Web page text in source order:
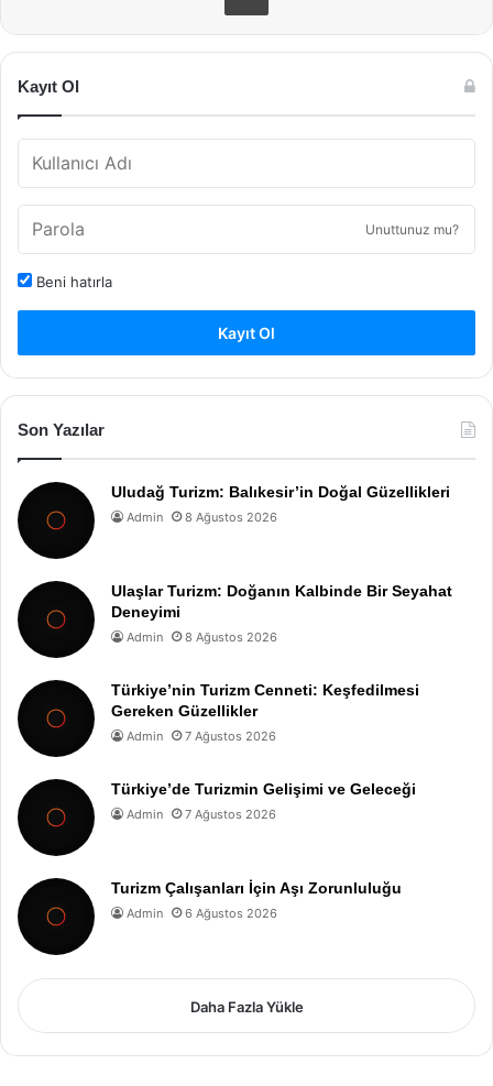
Kayıt Ol
Unuttunuz mu?
Beni hatırla
Kayıt Ol
Son Yazılar
Uludağ Turizm: Balıkesir’in Doğal Güzellikleri
Admin 8 Ağustos 2026
Ulaşlar Turizm: Doğanın Kalbinde Bir Seyahat
Deneyimi
Admin 8 Ağustos 2026
Türkiye’nin Turizm Cenneti: Keşfedilmesi
Gereken Güzellikler
Admin 7 Ağustos 2026
Türkiye’de Turizmin Gelişimi ve Geleceği
Admin 7 Ağustos 2026
Turizm Çalışanları İçin Aşı Zorunluluğu
Admin 6 Ağustos 2026
Daha Fazla Yükle